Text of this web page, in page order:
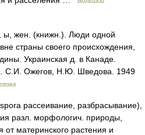
жен. (книжн.). Люди одной
страны своего происхождения,
Украинская д. в Канаде.
С.И. Ожегов, Н.Ю. Шведова. 1949
рассеивание, разбрасывание),
разл. морфологич. природы,
материнского растения и